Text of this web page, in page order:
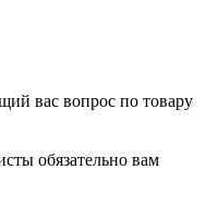
вас вопрос по товару
обязательно вам